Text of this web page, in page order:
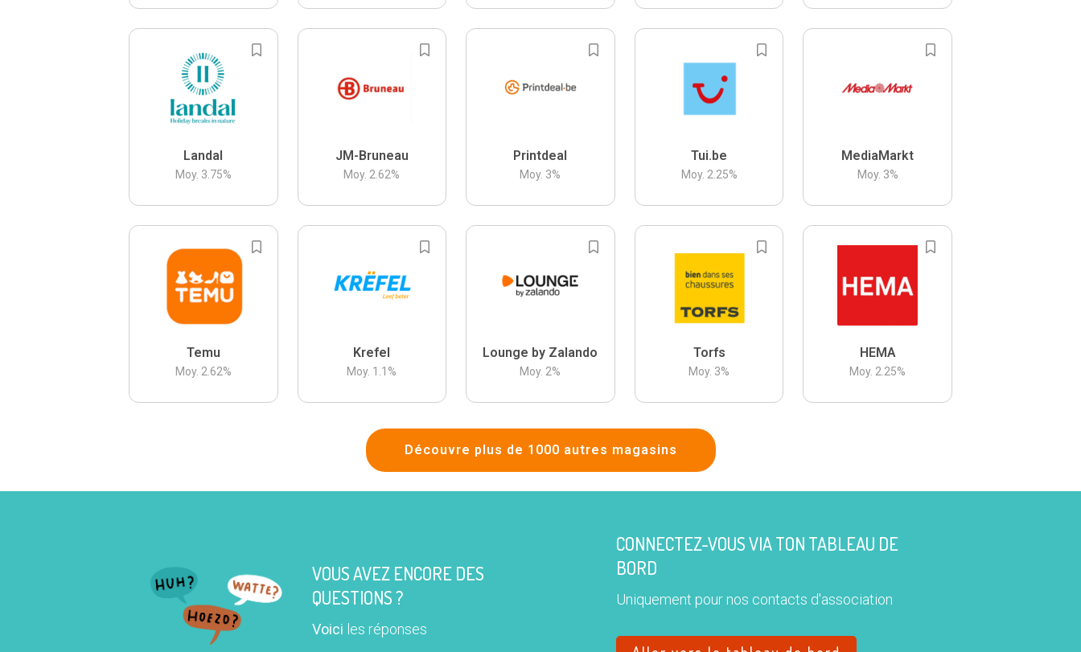
Landal
Moy. 3.75%
JM-Bruneau
Moy. 2.62%
Printdeal
Moy. 3%
Tui.be
Moy. 2.25%
MediaMarkt
Moy. 3%
Temu
Moy. 2.62%
Krefel
Moy. 1.1 %
Lounge by Zalando
Moy. 2%
Torfs
Moy. 3%
HEMA
Moy. 2.25%
Découvre plus de 1000 autres magasins
VOUS AVEZ ENCORE DES
QUESTIONS ?
Voici les réponses
CONNECTEZ-VOUS VIA TON TABLEAU DE
BORD
Uniquement pour nos contacts d'association